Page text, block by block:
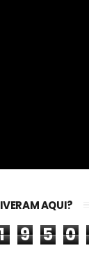
AQUI?
9 5 0